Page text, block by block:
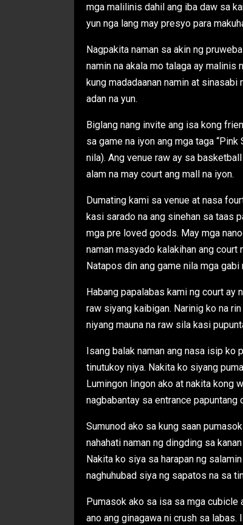
mga malilinis dahil ang iba daw sa
yun nga lang may presyo para
Nagpakita naman sa akin ng
namin na akala mo talaga ay malinis
kung madadaanan namin at
adan na yun.
Biglang nang invite ang isa kong
sa game na iyon ang mga taga
nila). Ang venue raw ay sa
alam na may court ang mall na iyon.
Dumating kami sa venue at nasa
kasi sarado na ang sinehan sa taas
mga pre loved goods. May mga
naman masyado kalakihan ang
Natapos din ang game nila mga gabi
Habang papalabas kami ng court ay
raw siyang kaibigan. Narinig ko na
niyang mauna na raw sila kasi
Isang balak naman ang nasa isip ko
tinutukoy niya. Nakita ko siyang
Lumingon lingon ako at nakita kong
nagbabantay sa entrance papuntang
Sumunod ako sa kung saan
nahahati naman ng dingding sa
Nakita ko siya sa harapan ng
naghuhubad siya ng sapatos na sa
Pumasok ako sa isa sa mga cubicle
ano ang ginagawa ni crush sa labas.